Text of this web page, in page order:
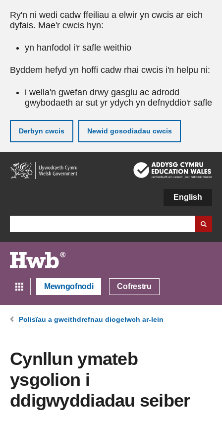
Ry'n ni wedi cadw ffeiliau a elwir yn cwcis ar eich
dyfais. Mae'r cwcis hyn:
yn hanfodol i'r safle weithio
Byddem hefyd yn hoffi cadw rhai cwcis i'n helpu ni:
i wella'n gwefan drwy gasglu ac adrodd
gwybodaeth ar sut yr ydych yn defnyddio'r safle
Derbyn cwcis Newid gosodiadau cwcis
Neidio
i'r
prif
English
Mewngofnodi Cofrestru
Polisïau a gweithdrefnau diogelwch ar-lein
Cynllun ymateb
ysgolion i
ddigwyddiadau seiber